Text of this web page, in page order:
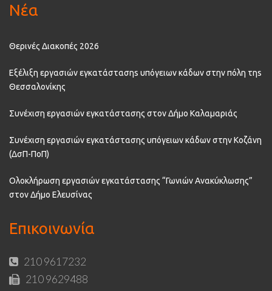
Νέα
Θερινές Διακοπές 2026
Εξέλιξη εργασιών εγκατάστασηs υπόγειων κάδων στην πόλη τηs
Θεσσαλονίκης
Συνέχιση εργασιών εγκατάστασης στον Δήμο Καλαμαριάς
Συνέχιση εργασιών εγκατάστασης υπόγειων κάδων στην Κοζάνη
(ΔσΠ-ΠοΠ)
Ολοκλήρωση εργασιών εγκατάστασης “Γωνιών Ανακύκλωσης”
στον Δήμο Ελευσίνας
Επικοινωνία
210 9617232
210 9629488